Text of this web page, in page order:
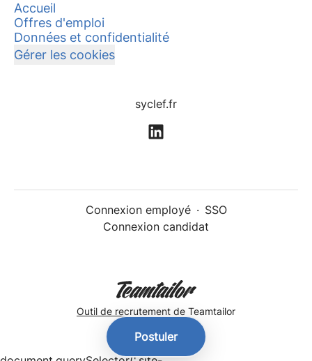
Postuler
Accueil
Offres d'emploi
Données et confidentialité
Gérer les cookies
syclef.fr
Connexion employé · SSO
Connexion candidat
Outil de recrutement de Teamtailor